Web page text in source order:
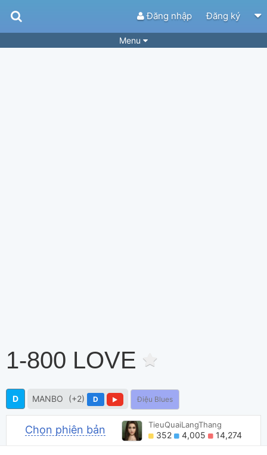
Đăng nhập Đăng ký
Menu
1-800 LOVE
D MANBO (+2) D Điệu Blues
Chọn phiên bản TieuQuaiLangThang
352 4,005 14,274